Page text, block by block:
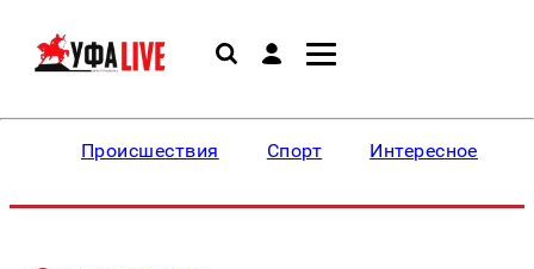
Происшествия Спорт Интересное